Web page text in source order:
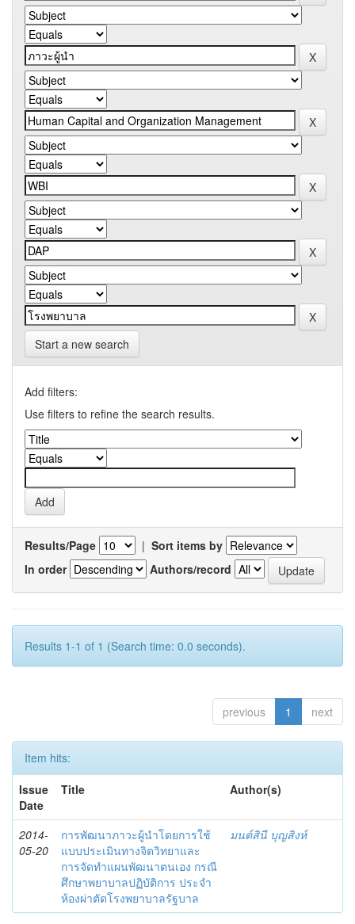
Start a new search
Add filters:
Use filters to refine the search results.
Results/Page | Sort items by
In order
Authors/record
Results 1-1 of 1 (Search time: 0.0 seconds).
previous 1 next
Item hits:
Issue
Date
Title Author(s)
2014-
05-20
การพัฒนาภาวะผู้นำโดยการใช้
แบบประเมินทางจิตวิทยาและ
การจัดทำแผนพัฒนาตนเอง กรณี
ศึกษาพยาบาลปฏิบัติการ ประจำ
ห้องผ่าตัดโรงพยาบาลรัฐบาล
มนต์สินี บุญสิงห์